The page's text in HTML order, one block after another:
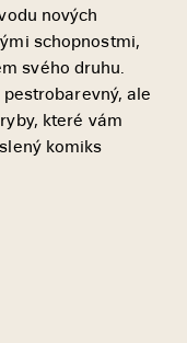
nových
schopnostmi,
svého druhu.
ale
které vám
komiks